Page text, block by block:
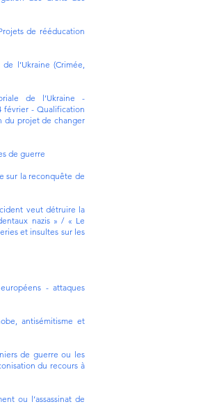
de rééducation
l’Ukraine (Crimée,
de l’Ukraine -
février - Qualification
du projet de changer
de guerre
sur la reconquête de
veut détruire la
nazis » / « Le
et insultes sur les
- attaques
antisémitisme et
de guerre ou les
du recours à
ou l’assassinat de